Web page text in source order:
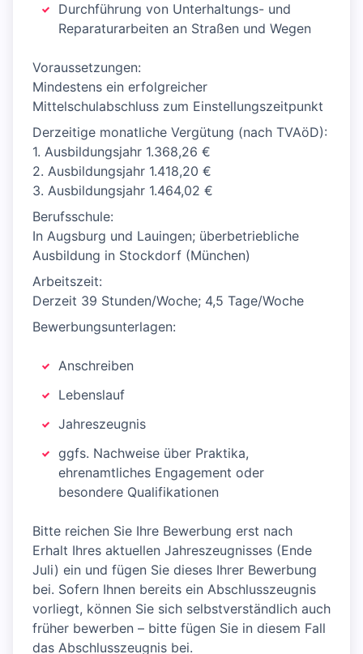
Durchführung von Unterhaltungs- und
Reparaturarbeiten an Straßen und Wegen
Voraussetzungen:
Mindestens ein erfolgreicher
Mittelschulabschluss zum Einstellungszeitpunkt
Derzeitige monatliche Vergütung (nach TVAöD):
1. Ausbildungsjahr 1.368,26 €
2. Ausbildungsjahr 1.418,20 €
3. Ausbildungsjahr 1.464,02 €
Berufsschule:
In Augsburg und Lauingen; überbetriebliche
Ausbildung in Stockdorf (München)
Arbeitszeit:
Derzeit 39 Stunden/Woche; 4,5 Tage/Woche
Bewerbungsunterlagen:
Anschreiben
Lebenslauf
Jahreszeugnis
ggfs. Nachweise über Praktika,
ehrenamtliches Engagement oder
besondere Qualifikationen
Bitte reichen Sie Ihre Bewerbung erst nach
Erhalt Ihres aktuellen Jahreszeugnisses (Ende
Juli) ein und fügen Sie dieses Ihrer Bewerbung
bei. Sofern Ihnen bereits ein Abschlusszeugnis
vorliegt, können Sie sich selbstverständlich auch
früher bewerben – bitte fügen Sie in diesem Fall
das Abschlusszeugnis bei.